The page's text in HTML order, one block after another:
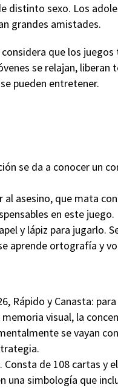
distinto sexo. Los
grandes amistades.
que los
se relajan, liberan
pueden entretener.
se da a conocer un
al asesino, que mata
en este juego.
y lápiz para jugarlo.
aprende ortografía y
Rápido y Canasta:
visual, la
se vayan
de 108 cartas y
una simbología que